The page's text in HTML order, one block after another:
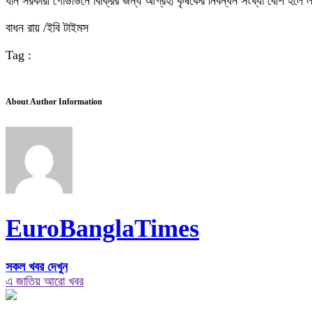
বাধন রায় /ইবি টাইমস
Tag :
About Author Information
EuroBanglaTimes
সকল খবর দেখুন
এ জাতিয় আরো খবর